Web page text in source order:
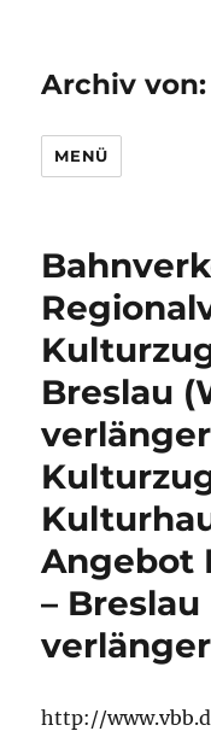
Archiv
MENÜ
Breslau
Angebot
–
http://